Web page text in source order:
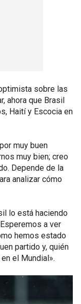
sobre las
ahora que Brasil
Haití y Escocia en
muy buen
muy bien; creo
Depende de la
analizar cómo
lo está haciendo
a ver
hemos estado
partido y, quién
el Mundial».